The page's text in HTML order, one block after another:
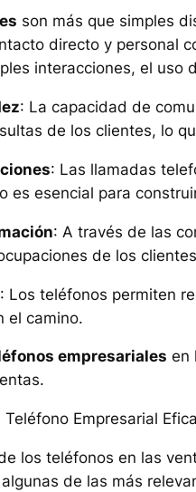
son más que simples
directo y personal
interacciones, el uso
: La capacidad de
de los clientes, lo
: Las llamadas
es esencial para
: A través de las
de los
: Los teléfonos permiten
el camino.
empresariales en
Empresarial
los teléfonos en las
de las más